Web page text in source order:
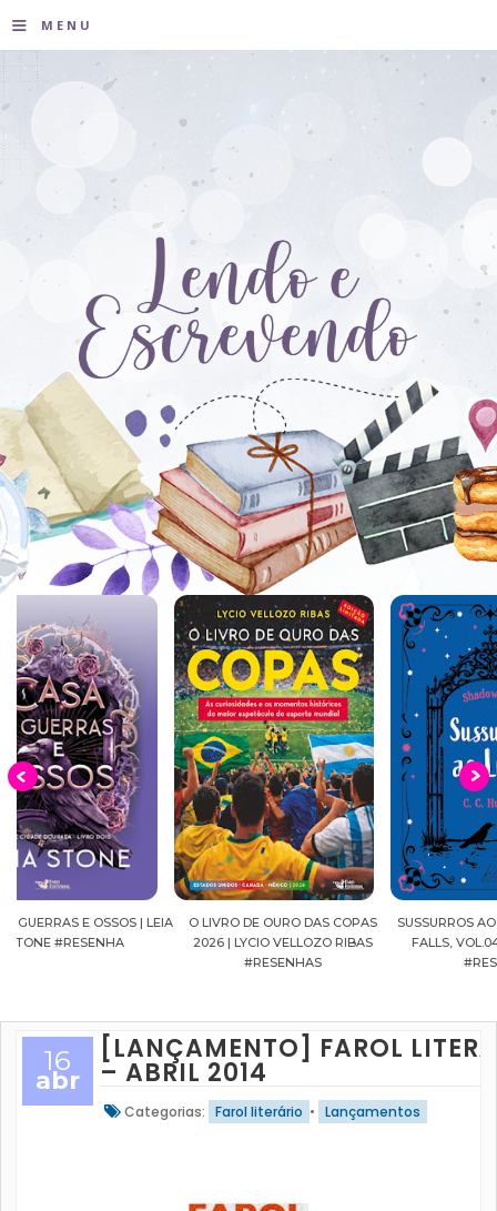
≡ MENU
O LIVRO DE OURO DAS COPAS
2026 | LYCIO VELLOZO RIBAS
SUSSURROS AO LUAR | SHADOW
FALLS, VOL.04 | C.C.HUNTER
#RESENHA
16
abr
[LANÇAMENTO] FAROL
– ABRIL 2014
Categorias: Farol literário • Lançamentos